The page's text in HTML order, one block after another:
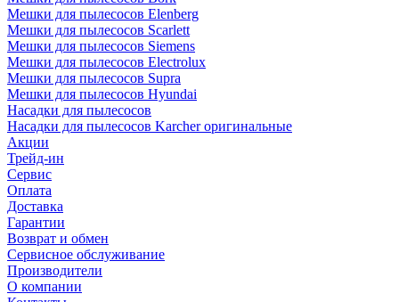
Мешки для пылесосов Elenberg
Мешки для пылесосов Scarlett
Мешки для пылесосов Siemens
Мешки для пылесосов Electrolux
Мешки для пылесосов Supra
Мешки для пылесосов Hyundai
Насадки для пылесосов
Насадки для пылесосов Karcher оригинальные
Акции
Трейд-ин
Сервис
Оплата
Доставка
Гарантии
Возврат и обмен
Сервисное обслуживание
Производители
О компании